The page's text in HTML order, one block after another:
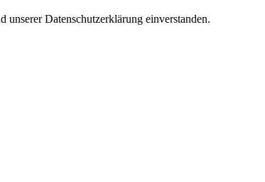
Datenschutzerklärung einverstanden.